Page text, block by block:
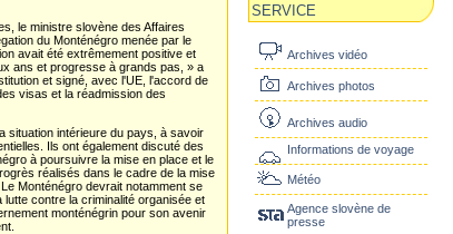
SERVICE
Archives vidéo
Archives photos
Archives audio
Informations de voyage
Météo
Agence slovène de
presse
le ministre slovène des Affaires
du Monténégro menée par le
avait été extrêmement positive et
ans et progresse à grands pas, » a
et signé, avec l'UE, l'accord de
visas et la réadmission des
situation intérieure du pays, à savoir
Ils ont également discuté des
à poursuivre la mise en place et le
réalisés dans le cadre de la mise
Monténégro devrait notamment se
contre la criminalité organisée et
monténégrin pour son avenir